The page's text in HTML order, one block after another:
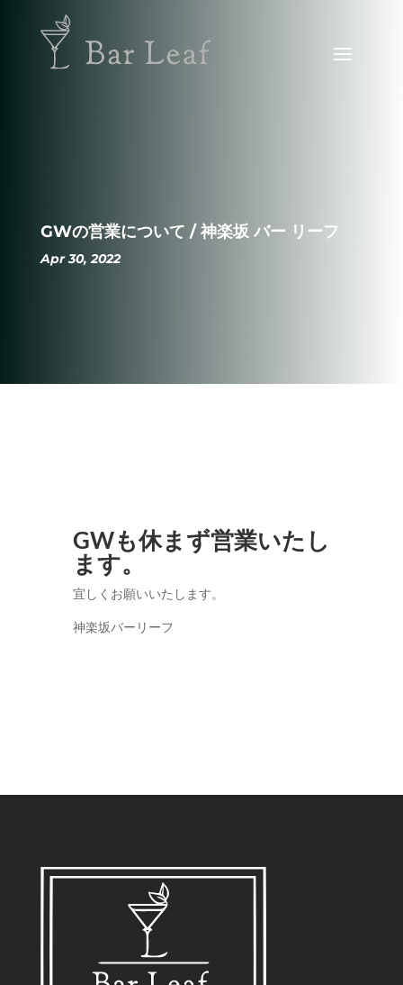
GWの営業について / 神楽坂 バー リーフ
Apr 30, 2022
GWも休まず営業いたし
ます。
宜しくお願いいたします。
神楽坂バーリーフ